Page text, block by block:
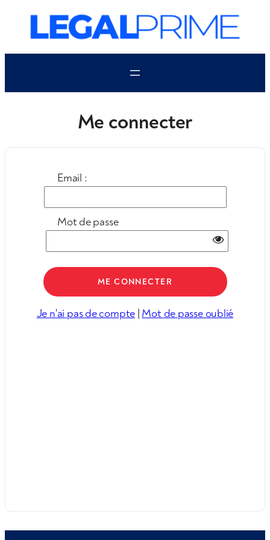
contenu
Me connecter
Email :
Mot de passe
Je n'ai pas de compte | Mot de passe oublié